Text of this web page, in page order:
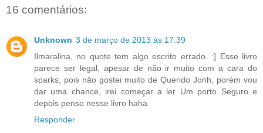
16 comentários:
Unknown 3 de março de 2013 às 17:39
Ilmaralina, no quote tem algo escrito errado. :] Esse livro
parece ser legal, apesar de não ir muito com a cara do
sparks, pois não gostei muito de Querido Jonh, porém vou
dar uma chance, irei começar a ler Um porto Seguro e
depois penso nesse livro haha
Responder